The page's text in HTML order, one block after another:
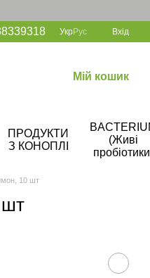
УкрРус Вхід
Мій кошик
ПРОДУКТИ
З КОНОПЛІ
(Живі
10 шт